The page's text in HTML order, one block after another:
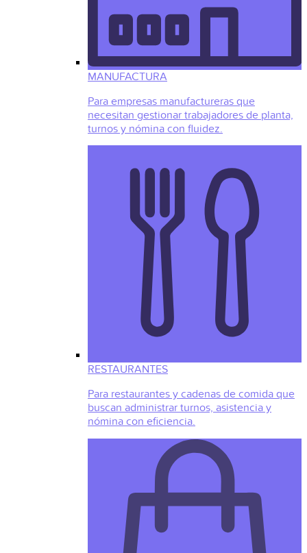
MANUFACTURA
Para empresas manufactureras que
necesitan gestionar trabajadores de planta,
turnos y nómina con fluidez.
RESTAURANTES
Para restaurantes y cadenas de comida que
buscan administrar turnos, asistencia y
nómina con eficiencia.